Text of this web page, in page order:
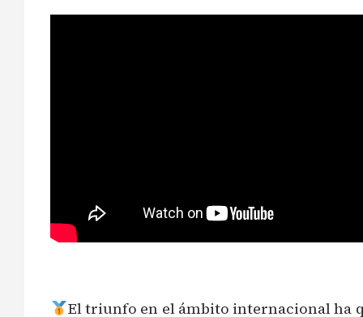
El triunfo en el ámbito internacional ha